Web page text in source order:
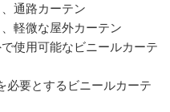
通路カーテン
軽微な屋外カーテン
使用可能なビニールカーテ
必要とするビニールカーテ